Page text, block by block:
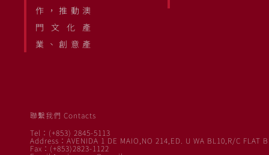
作，推動澳
門文化產
業、創意產
聯繫我們 Contacts
Tel：(+853) 2845-5113
Address：AVENIDA 1 DE MAIO,NO 214,ED. U WA BL10,R/C FLAT B
Fax：(+853)2823-1122